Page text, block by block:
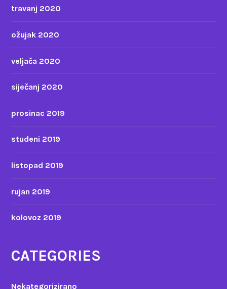
travanj 2020
ožujak 2020
veljača 2020
siječanj 2020
prosinac 2019
studeni 2019
listopad 2019
rujan 2019
kolovoz 2019
CATEGORIES
Nekategorizirano